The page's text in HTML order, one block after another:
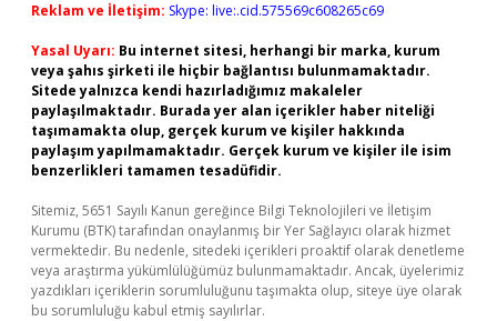
Reklam ve İletişim: Skype: live:.cid.575569c608265c69
Yasal Uyarı: Bu internet sitesi, herhangi bir marka, kurum
veya şahıs şirketi ile hiçbir bağlantısı bulunmamaktadır.
Sitede yalnızca kendi hazırladığımız makaleler
paylaşılmaktadır. Burada yer alan içerikler haber niteliği
taşımamakta olup, gerçek kurum ve kişiler hakkında
paylaşım yapılmamaktadır. Gerçek kurum ve kişiler ile isim
benzerlikleri tamamen tesadüfidir.
Sitemiz, 5651 Sayılı Kanun gereğince Bilgi Teknolojileri ve İletişim
Kurumu (BTK) tarafından onaylanmış bir Yer Sağlayıcı olarak hizmet
vermektedir. Bu nedenle, sitedeki içerikleri proaktif olarak denetleme
veya araştırma yükümlülüğümüz bulunmamaktadır. Ancak, üyelerimiz
yazdıkları içeriklerin sorumluluğunu taşımakta olup, siteye üye olarak
bu sorumluluğu kabul etmiş sayılırlar.